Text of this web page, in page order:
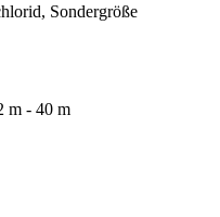
Sondergröße
m - 40 m